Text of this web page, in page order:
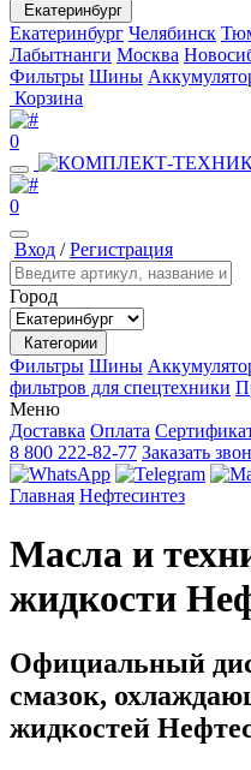
Екатеринбург
Екатеринбург Челябинск
Лабытнанги Москва
Фильтры Шины
Корзина
0
0
Вход /Регистрация
Город
Категории
Фильтры Шины
фильтров для спецтехники
Меню
Доставка Оплата
8 800 222-82-77 Заказать
Главная Нефтесинтез
Масла и
жидкости
Официальный
смазок,
жидкостей